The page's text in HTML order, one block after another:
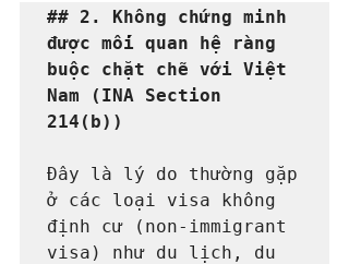
## 2. Không chứng minh
được mối quan hệ ràng
buộc chặt chẽ với Việt
Nam (INA Section
214(b))
Đây là lý do thường gặp
ở các loại visa không
định cư (non-immigrant
visa) như du lịch, du